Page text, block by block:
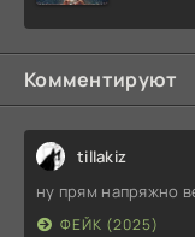
Комментируют
tillakiz
ну прям напряжно
ФЕЙК (2025)